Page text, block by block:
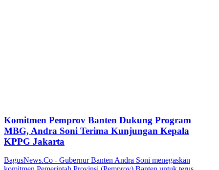
Komitmen Pemprov Banten Dukung Program
MBG, Andra Soni Terima Kunjungan Kepala
KPPG Jakarta
BagusNews.Co - Gubernur Banten Andra Soni menegaskan